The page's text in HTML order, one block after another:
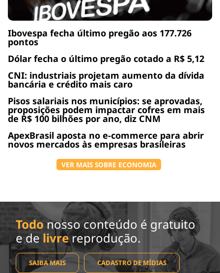
Ibovespa fecha último pregão aos 177.726
pontos
Dólar fecha o último pregão cotado a R$ 5,12
CNI: industriais projetam aumento da dívida
bancária e crédito mais caro
Pisos salariais nos municípios: se aprovadas,
proposições podem impactar cofres em mais
de R$ 100 bilhões por ano, diz CNM
ApexBrasil aposta no e-commerce para abrir
novos mercados às empresas brasileiras
VER MAIS SOBRE ECONOMIA
Todo nosso conteúdo é gratuito
e de livrereprodução.
SAIBA MAIS CADASTRO DE MÍDIAS